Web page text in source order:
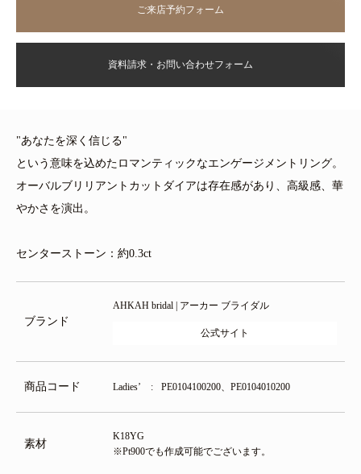
ご来店予約フォーム
資料請求・お問い合わせフォーム
"あなたを深く信じる"
という意味を込めたロマンティックなエンゲージメントリング。
オーバルブリリアントカットダイアは存在感があり、高級感、華
やかさを演出。
センターストーン：約0.3ct
ブランド
AHKAH bridal | アーカー ブライダル
公式サイト
商品コード Ladies’ PE0104100200、PE0104010200
素材
K18YG
※Pt900でも作成可能でございます。